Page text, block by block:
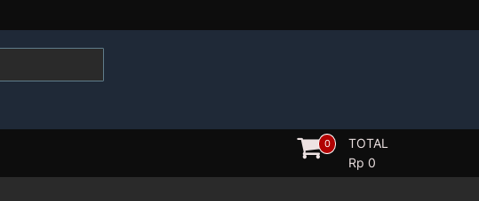
0
TOTAL
Rp 0